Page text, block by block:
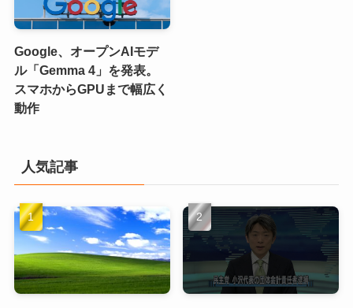
Google、オープンAIモデ
ル「Gemma 4」を発表。
スマホからGPUまで幅広く
動作
人気記事